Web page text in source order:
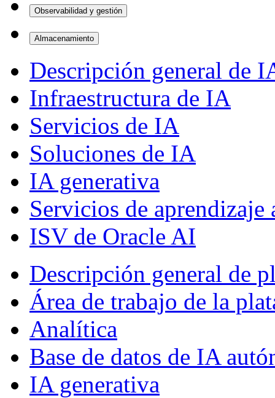
Observabilidad y gestión
Almacenamiento
Descripción general de
Infraestructura de IA
Servicios de IA
Soluciones de IA
IA generativa
Servicios de aprendizaje
ISV de Oracle AI
Descripción general de
Área de trabajo de la
Analítica
Base de datos de IA
IA generativa